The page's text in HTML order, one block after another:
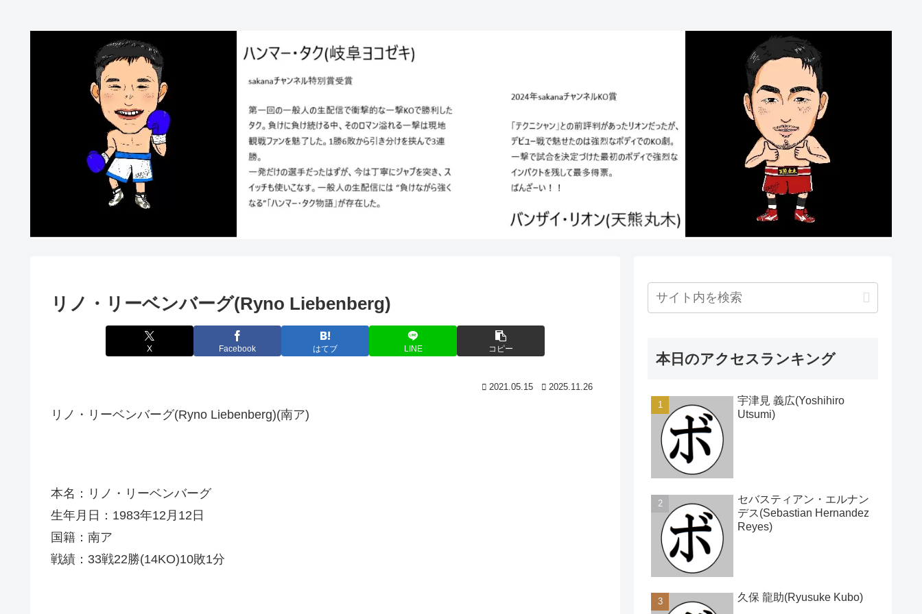
リノ・リーベンバーグ(Ryno Liebenberg)
X Facebook はてブ LINE コピー
2021.05.15 2025.11.26
リノ・リーベンバーグ(Ryno Liebenberg)(南ア)
本名：リノ・リーベンバーグ
生年月日：1983年12月12日
国籍：南ア
戦績：33戦22勝(14KO)10敗1分
本日のアクセスランキング
宇津見 義広(Yoshihiro
Utsumi)
セバスティアン・エルナン
デス(Sebastian Hernandez
Reyes)
久保 龍助(Ryusuke Kubo)